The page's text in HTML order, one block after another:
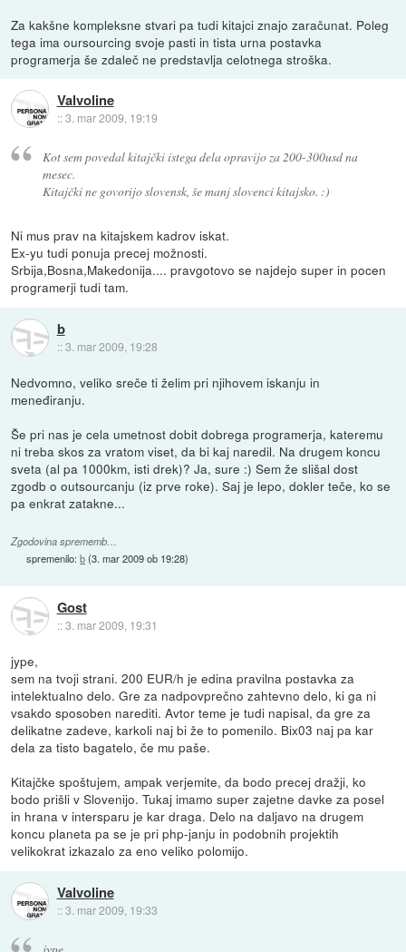
Za kakšne kompleksne stvari pa tudi kitajci znajo zaračunat. Poleg
tega ima oursourcing svoje pasti in tista urna postavka
programerja še zdaleč ne predstavlja celotnega stroška.
Valvoline
::3. mar 2009, 19:19
Kot sem povedal kitajčki istega dela opravijo za 200-300usd na
mesec.
Kitajčki ne govorijo slovensk, še manj slovenci kitajsko. :)
Ni mus prav na kitajskem kadrov iskat.
Ex-yu tudi ponuja precej možnosti.
Srbija,Bosna,Makedonija.... pravgotovo se najdejo super in pocen
programerji tudi tam.
b
::3. mar 2009, 19:28
Nedvomno, veliko sreče ti želim pri njihovem iskanju in
meneđiranju.
Še pri nas je cela umetnost dobit dobrega programerja, kateremu
ni treba skos za vratom viset, da bi kaj naredil. Na drugem koncu
sveta (al pa 1000km, isti drek)? Ja, sure :) Sem že slišal dost
zgodb o outsourcanju (iz prve roke). Saj je lepo, dokler teče, ko se
pa enkrat zatakne...
Zgodovina sprememb…
spremenilo:b(3. mar 2009 ob 19:28)
Gost
::3. mar 2009, 19:31
jype,
sem na tvoji strani. 200 EUR/h je edina pravilna postavka za
intelektualno delo. Gre za nadpovprečno zahtevno delo, ki ga ni
vsakdo sposoben narediti. Avtor teme je tudi napisal, da gre za
delikatne zadeve, karkoli naj bi že to pomenilo. Bix03 naj pa kar
dela za tisto bagatelo, če mu paše.
Kitajčke spoštujem, ampak verjemite, da bodo precej dražji, ko
bodo prišli v Slovenijo. Tukaj imamo super zajetne davke za posel
in hrana v intersparu je kar draga. Delo na daljavo na drugem
koncu planeta pa se je pri php-janju in podobnih projektih
velikokrat izkazalo za eno veliko polomijo.
Valvoline
::3. mar 2009, 19:33